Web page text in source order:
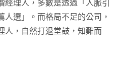
經理人，多數是透過「人脈引
人選」。而格局不足的公司，
人，自然打退堂鼓，知難而